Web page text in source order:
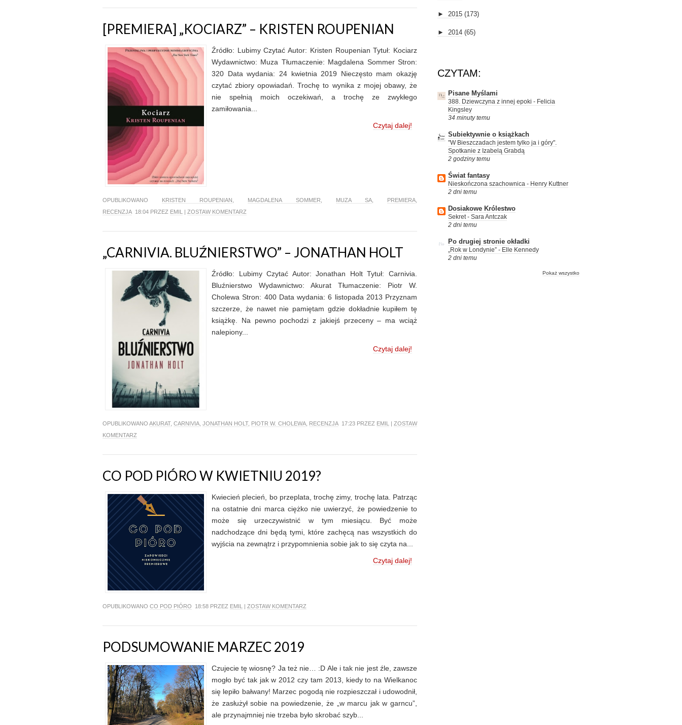
[PREMIERA] „KOCIARZ” – KRISTEN ROUPENIAN
Źródło: Lubimy Czytać Autor: Kristen Roupenian Tytuł: Kociarz
Wydawnictwo: Muza Tłumaczenie: Magdalena Sommer Stron:
320 Data wydania: 24 kwietnia 2019 Nieczęsto mam okazję
czytać zbiory opowiadań. Trochę to wynika z mojej obawy, że
nie spełnią moich oczekiwań, a trochę ze zwykłego
zamiłowania...
Czytaj dalej!
OPUBLIKOWANO KRISTEN ROUPENIAN MAGDALENA SOMMER MUZA SA, PREMIERA
RECENZJA 18:04 PRZEZ EMIL | ZOSTAW KOMENTARZ
„CARNIVIA. BLUŹNIERSTWO” – JONATHAN HOLT
Źródło: Lubimy Czytać Autor: Jonathan Holt Tytuł: Carnivia.
Bluźnierstwo Wydawnictwo: Akurat Tłumaczenie: Piotr W.
Cholewa Stron: 400 Data wydania: 6 listopada 2013 Przyznam
szczerze, że nawet nie pamiętam gdzie dokładnie kupiłem tę
książkę. Na pewno pochodzi z jakiejś przeceny – ma wciąż
nalepiony...
Czytaj dalej!
OPUBLIKOWANOAKURAT,CARNIVIA ,JONATHAN HOLT, PIOTR W. CHOLEWA, RECENZJA17:23 PRZEZ EMIL |ZOSTAW
KOMENTARZ
CO POD PIÓRO W KWIETNIU 2019?
Kwiecień plecień, bo przeplata, trochę zimy, trochę lata. Patrząc
na ostatnie dni marca ciężko nie uwierzyć, że powiedzenie to
może się urzeczywistnić w tym miesiącu. Być może
nadchodzące dni będą tymi, które zachęcą nas wszystkich do
wyjścia na zewnątrz i przypomnienia sobie jak to się czyta na...
Czytaj dalej!
OPUBLIKOWANO CO POD PIÓRO 18:58 PRZEZ EMIL ZOSTAW KOMENTARZ
PODSUMOWANIE MARZEC 2019
Czujecie tę wiosnę? Ja też nie… :D Ale i tak nie jest źle, zawsze
mogło być tak jak w 2012 czy tam 2013, kiedy to na Wielkanoc
się lepiło bałwany! Marzec pogodą nie rozpieszczał i udowodnił,
że zasłużył sobie na powiedzenie, że „w marcu jak w garncu”,
ale przynajmniej nie trzeba było skrobać szyb...
► 2015 (173)
► 2014 (65)
CZYTAM:
Pisane Myślami
388. Dziewczyna z innej epoki - Felicia
Kingsley
34 minuty temu
Subiektywnie o książkach
"W Bieszczadach jestem tylko ja i góry".
Spotkanie z Izabelą Grabdą
2 godziny temu
Świat fantasy
Nieskończona szachownica - Henry Kuttner
2 dni temu
Dosiakowe Królestwo
Sekret - Sara Antczak
2 dni temu
Po drugiej stronie okładki
„Rok w Londynie” - Elle Kennedy
2 dni temu
Pokaż wszystko